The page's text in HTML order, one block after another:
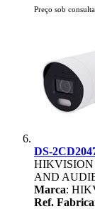
Preço sob consulta
DS-
HIKVISION
AND
Marca:
Ref.